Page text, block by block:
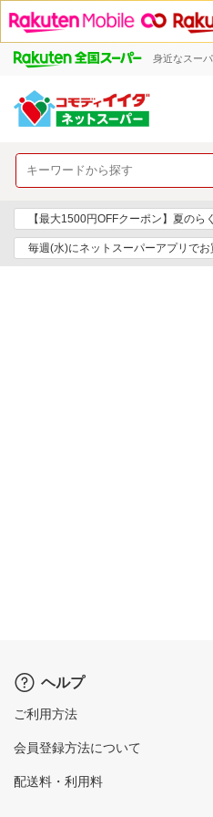
身近なスー
【最大1500円OFFクーポン】夏のら
毎週(水)にネットスーパーアプリで
ヘルプ
ご利用方法
会員登録方法について
配送料・利用料